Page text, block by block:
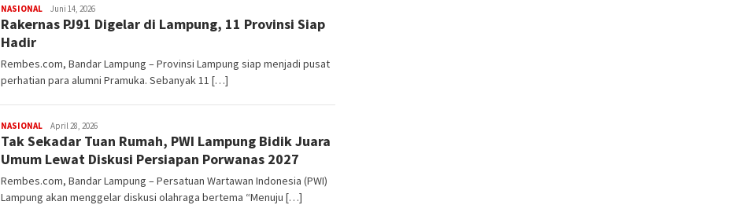
NASIONAL redaksi
rembes
Juni 14, 2026
Rakernas PJ91 Digelar di Lampung, 11 Provinsi Siap
Hadir
Rembes.com, Bandar Lampung – Provinsi Lampung siap menjadi pusat
perhatian para alumni Pramuka. Sebanyak 11 […]
NASIONAL redaksi
rembes
April 28, 2026
Tak Sekadar Tuan Rumah, PWI Lampung Bidik Juara
Umum Lewat Diskusi Persiapan Porwanas 2027
Rembes.com, Bandar Lampung – Persatuan Wartawan Indonesia (PWI)
Lampung akan menggelar diskusi olahraga bertema “Menuju […]